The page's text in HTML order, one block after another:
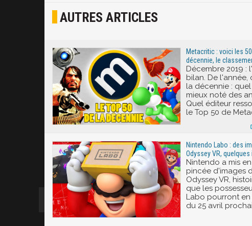
Joyeux
AUTRES ARTICLES
Metacritic : voici les
décennie, le
Décembre 2019 :
bilan. De l'année,
la décennie :
mieux noté des
Quel éditeur
le Top 50 de
Nintendo Labo : des
Odyssey VR,
Nintendo a mis
pincée d'images
Odyssey VR,
que les
Labo pourront
du 25 avril